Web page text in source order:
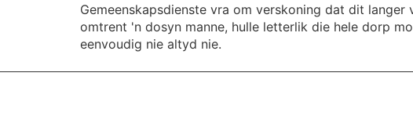
Gemeenskapsdienste vra om verskoning dat dit
omtrent 'n dosyn manne, hulle letterlik die hele dorp
eenvoudig nie altyd nie.